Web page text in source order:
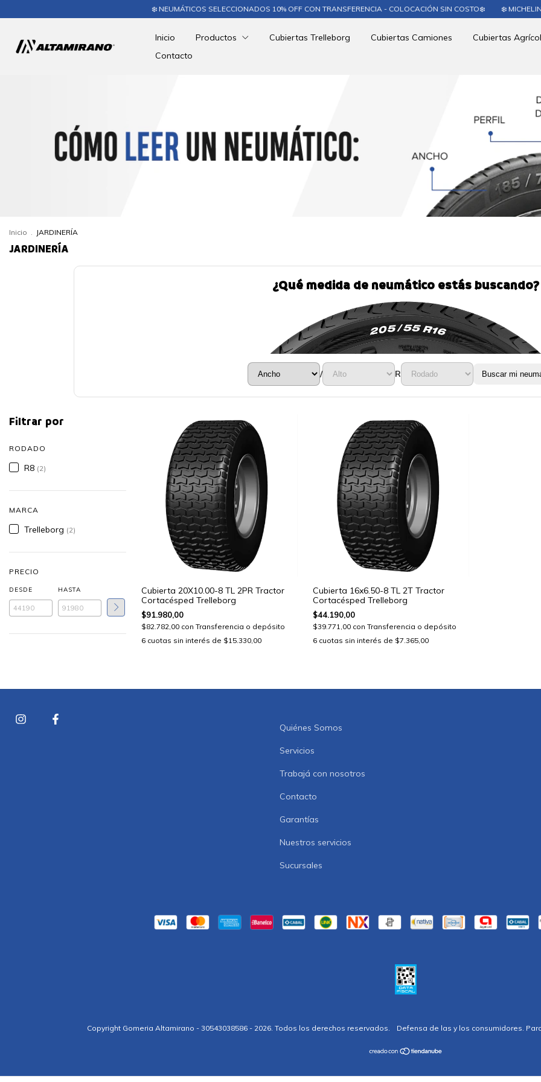
❄️ NEUMÁTICOS SELECCIONADOS 10% OFF CON TRANSFERENCIA - COLOCACIÓN SIN COSTO❄️ ❄️ MICHELIN 5%
Inicio Productos Cubiertas Trelleborg Cubiertas Camiones
Cubiertas
Contacto
Inicio JARDINERÍA
JARDINERÍA
¿Qué medida de neumático estás buscando?
/ R Buscar mi
Filtrar por
RODADO
R8 (2)
MARCA
Trelleborg (2)
PRECIO
DESDE HASTA
Cubierta 20X10.00-8 TL 2PR Tractor
Cortacésped Trelleborg
$91.980,00
$82.782,00 con Transferencia o depósito
6 cuotas sin interés de $15.330,00
Cubierta 16x6.50-8 TL 2T Tractor
Cortacésped Trelleborg
$44.190,00
$39.771,00 con Transferencia o depósito
6 cuotas sin interés de $7.365,00
Quiénes Somos
Servicios
Trabajá con nosotros
Contacto
Garantías
Nuestros servicios
Sucursales
Copyright Gomeria Altamirano - 30543038586 - 2026. Todos los derechos reservados. Defensa de las y los consumidores.